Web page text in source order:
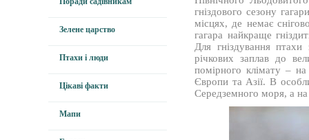
Зелене царство
Птахи і люди
Цікаві факти
Мапи
гніздового сезону
місцях, де немає
гагара найкраще
Для гніздування
річкових заплав до
помірного клімату –
Європи та Азії. В
Середземного моря, а на